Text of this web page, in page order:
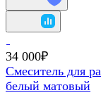
34 000₽
Смеситель для
белый матовый